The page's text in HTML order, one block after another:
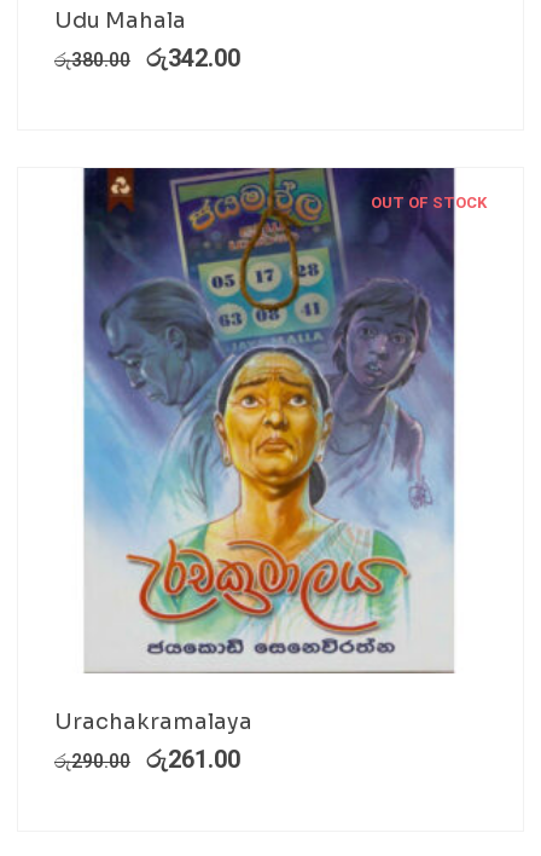
Udu Mahala
රු380.00 රු342.00
OUT OF STOCK
Urachakramalaya
රු290.00 රු261.00